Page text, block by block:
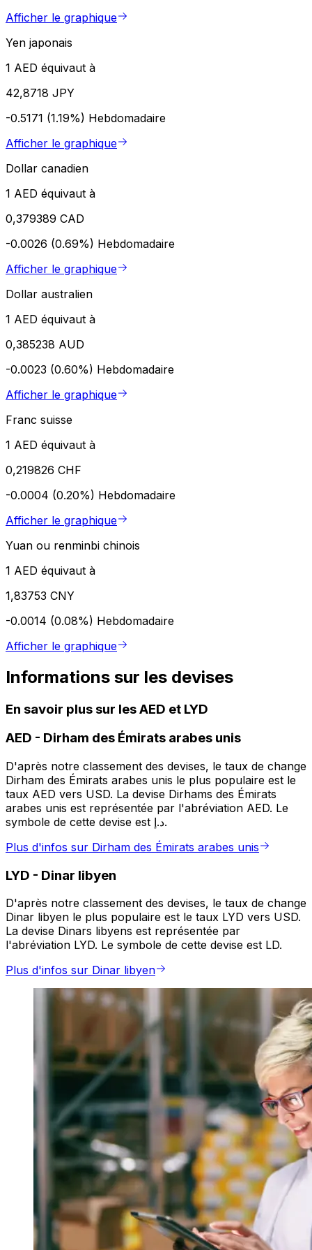
Afficher le graphique
Yen japonais
1 AED équivaut à
42,8718 JPY
-0.5171 (1.19%) Hebdomadaire
Afficher le graphique
Dollar canadien
1 AED équivaut à
0,379389 CAD
-0.0026 (0.69%) Hebdomadaire
Afficher le graphique
Dollar australien
1 AED équivaut à
0,385238 AUD
-0.0023 (0.60%) Hebdomadaire
Afficher le graphique
Franc suisse
1 AED équivaut à
0,219826 CHF
-0.0004 (0.20%) Hebdomadaire
Afficher le graphique
Yuan ou renminbi chinois
1 AED équivaut à
1,83753 CNY
-0.0014 (0.08%) Hebdomadaire
Afficher le graphique
Informations sur les devises
En savoir plus sur les AED et LYD
AED - Dirham des Émirats arabes unis
D'après notre classement des devises, le taux de change
Dirham des Émirats arabes unis le plus populaire est le
taux AED vers USD. La devise Dirhams des Émirats
arabes unis est représentée par l'abréviation AED. Le
symbole de cette devise est د.إ.
Plus d'infos sur Dirham des Émirats arabes unis
LYD - Dinar libyen
D'après notre classement des devises, le taux de change
Dinar libyen le plus populaire est le taux LYD vers USD.
La devise Dinars libyens est représentée par
l'abréviation LYD. Le symbole de cette devise est LD.
Plus d'infos sur Dinar libyen